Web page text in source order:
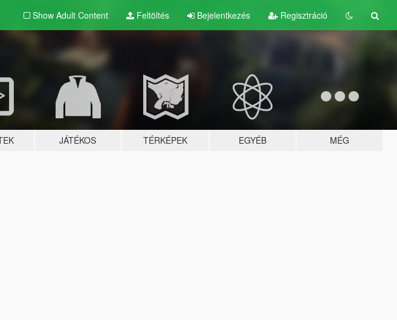
Show Adult Content Feltöltés Bejelentkezés Regisztráció
JÁTÉKOS TÉRKÉPEK EGYÉB MÉG